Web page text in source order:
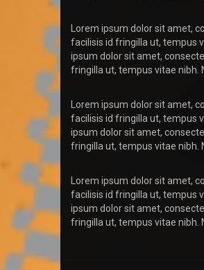
Lorem ipsum dolor sit amet,
facilisis id fringilla ut, tempus
ipsum dolor sit amet,
fringilla ut, tempus vitae nibh.
Lorem ipsum dolor sit amet,
facilisis id fringilla ut, tempus
ipsum dolor sit amet,
fringilla ut, tempus vitae nibh.
Lorem ipsum dolor sit amet,
facilisis id fringilla ut, tempus
ipsum dolor sit amet,
fringilla ut, tempus vitae nibh.